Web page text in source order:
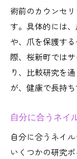
自爪を
桜新
パラジ
健康重
究
方
長持ち
健康と美し
術前のカウンセ
す。具体的には
や、爪を保護す
際、桜新町では
り、比較研究を
が、健康で長持
自分に合うネイ
自分に合うネイ
いくつかの研究